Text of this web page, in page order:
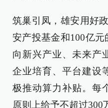
筑巢引凤，雄安用好
安产投基金和100亿
向新兴产业、未来产
企业培育、平台建设
极推动算力补贴。每
原则上给予不超过300